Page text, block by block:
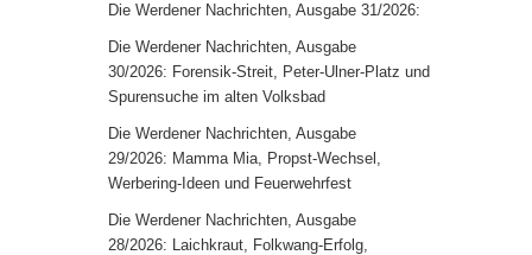
Die Werdener Nachrichten, Ausgabe 31/2026:
Die Werdener Nachrichten, Ausgabe
30/2026: Forensik-Streit, Peter-Ulner-Platz und
Spurensuche im alten Volksbad
Die Werdener Nachrichten, Ausgabe
29/2026: Mamma Mia, Propst-Wechsel,
Werbering-Ideen und Feuerwehrfest
Die Werdener Nachrichten, Ausgabe
28/2026: Laichkraut, Folkwang-Erfolg,